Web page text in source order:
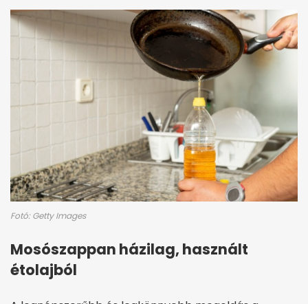
Fotó: Getty Images
Mosószappan házilag, használt
étolajból